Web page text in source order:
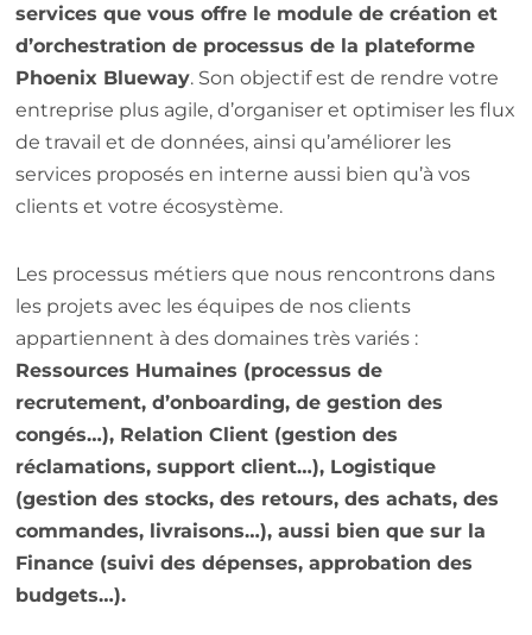
services que vous offre le module de création et
d’orchestration de processus de la plateforme
Phoenix Blueway. Son objectif est de rendre votre
entreprise plus agile, d’organiser et optimiser les flux
de travail et de données, ainsi qu’améliorer les
services proposés en interne aussi bien qu’à vos
clients et votre écosystème.
Les processus métiers que nous rencontrons dans
les projets avec les équipes de nos clients
appartiennent à des domaines très variés :
Ressources Humaines (processus de
recrutement, d’onboarding, de gestion des
congés…), Relation Client (gestion des
réclamations, support client…), Logistique
(gestion des stocks, des retours, des achats, des
commandes, livraisons…), aussi bien que sur la
Finance (suivi des dépenses, approbation des
budgets…).